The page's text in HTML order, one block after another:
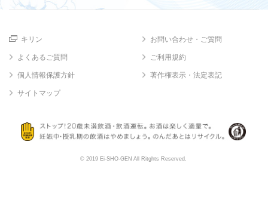
キリン お問い合わせ・ご質問
よくあるご質問 ご利用規約
個人情報保護方針 著作権表示・法定表記
サイトマップ
© 2019 Ei-SHO-GEN All Ritghts Reserved.